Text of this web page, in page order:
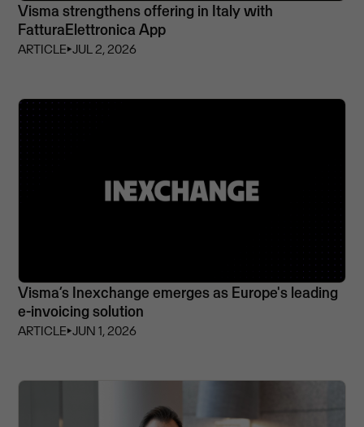
Visma strengthens offering in Italy with
FatturaElettronica App
ARTICLE⏵JUL 2, 2026
Visma’s Inexchange emerges as Europe's leading
e-invoicing solution
ARTICLE⏵JUN 1, 2026